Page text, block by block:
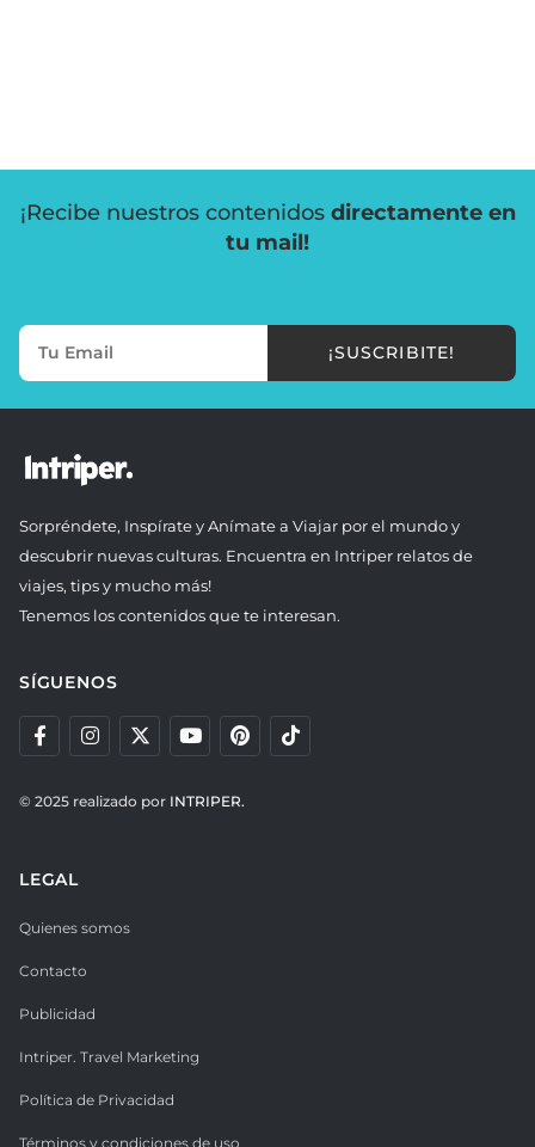
¡Recibe nuestros contenidos directamente en
tu mail!
¡SUSCRIBITE!
Sorpréndete, Inspírate y Anímate a Viajar por el mundo y
descubrir nuevas culturas. Encuentra en Intriper relatos de
viajes, tips y mucho más!
Tenemos los contenidos que te interesan.
SÍGUENOS
© 2025 realizado por INTRIPER.
LEGAL
Quienes somos
Contacto
Publicidad
Intriper. Travel Marketing
Política de Privacidad
Términos y condiciones de uso